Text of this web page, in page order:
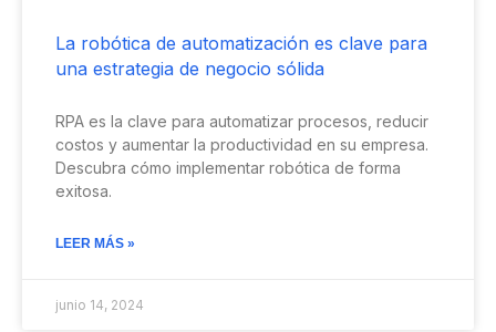
La robótica de automatización es clave para
una estrategia de negocio sólida
RPA es la clave para automatizar procesos, reducir
costos y aumentar la productividad en su empresa.
Descubra cómo implementar robótica de forma
exitosa.
LEER MÁS »
junio 14, 2024